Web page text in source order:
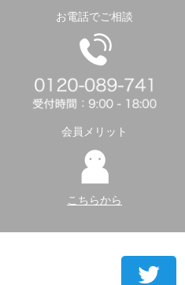
お電話でご相談
会員メリット
こちらから